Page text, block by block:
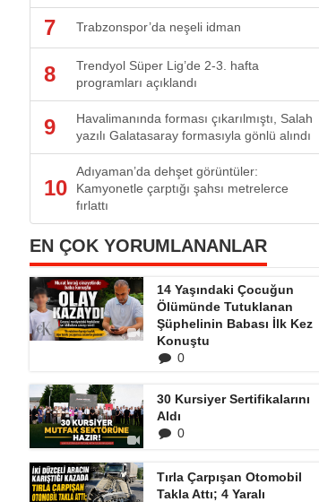
7 Trabzonspor’da neşeli idman
8
Trendyol Süper Lig’de 2-3. hafta
programları açıklandı
9
Havalimanında forması çıkarılmıştı, Salah
yazılı Galatasaray formasıyla gönlü alındı
10
Adıyaman’da dehşet görüntüler:
Kamyonetle çarptığı şahsı metrelerce
fırlattı
EN ÇOK YORUMLANANLAR
14 Yaşındaki Çocuğun
Ölümünde Tutuklanan
Şüphelinin Babası İlk Kez
Konuştu
0
30 Kursiyer Sertifikalarını
Aldı
0
Tırla Çarpışan Otomobil
Takla Attı; 4 Yaralı